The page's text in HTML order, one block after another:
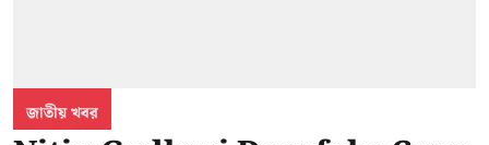
জাতীয় খবর